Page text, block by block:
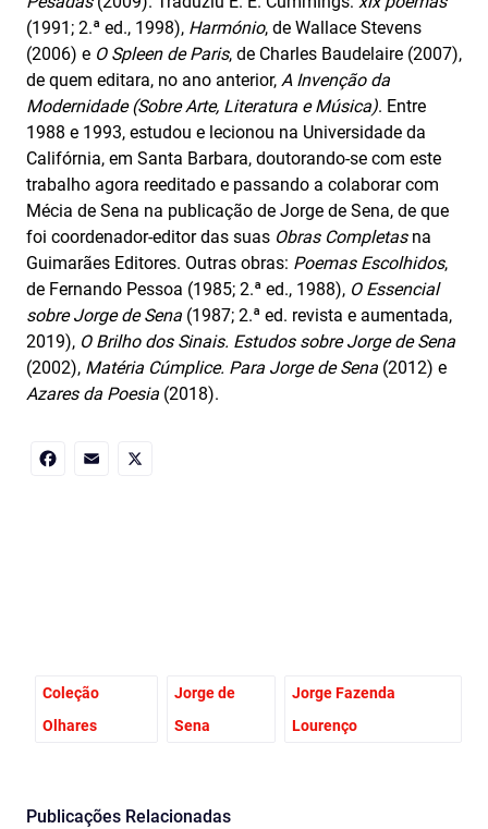
(1991; 2.ª ed., 1998), Harmónio, de Wallace Stevens
(2006) e O Spleen de Paris, de Charles Baudelaire (2007),
de quem editara, no ano anterior, A Invenção da
Modernidade (Sobre Arte, Literatura e Música). Entre
1988 e 1993, estudou e lecionou na Universidade da
Califórnia, em Santa Barbara, doutorando-se com este
trabalho agora reeditado e passando a colaborar com
Mécia de Sena na publicação de Jorge de Sena, de que
foi coordenador-editor das suas Obras Completasna
Guimarães Editores. Outras obras: Poemas Escolhidos,
de Fernando Pessoa (1985; 2.ª ed., 1988), O Essencial
sobre Jorge de Sena (1987; 2.ª ed. revista e aumentada,
2019), O Brilho dos Sinais. Estudos sobre Jorge de Sena
(2002), Matéria Cúmplice. Para Jorge de Sena (2012) e
Azares da Poesia (2018).
Coleção
Olhares
Jorge de
Sena
Jorge Fazenda
Lourenço
Publicações Relacionadas